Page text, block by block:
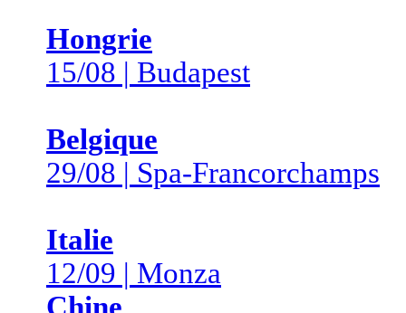
Hongrie
15/08 | Budapest
Belgique
29/08 | Spa-Francorchamps
Italie
12/09 | Monza